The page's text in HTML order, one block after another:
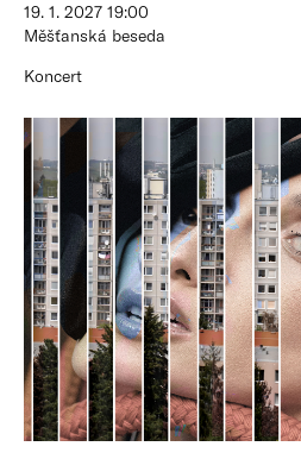
19. 1. 2027 19:00
Měšťanská beseda
Koncert